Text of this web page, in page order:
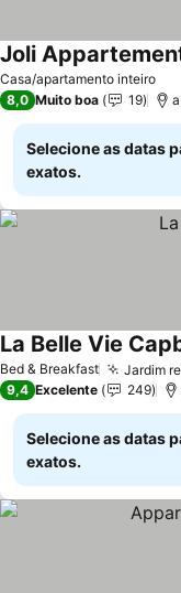
Casa/apartamento inteiro
Joli
8,0 Muito boa 19
Selecione as datas
exatos.
Bed & Breakfast Jardim
La Belle Vie
9,4 Excelente 249
Selecione as datas
exatos.